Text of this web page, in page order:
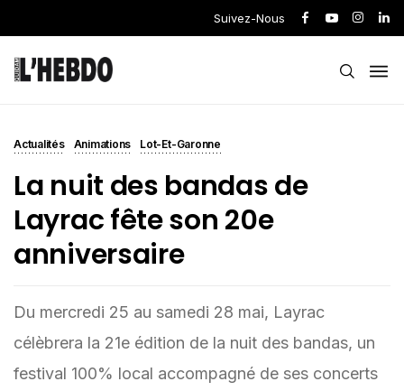
Suivez-Nous
Actualités Animations Lot-Et-Garonne
La nuit des bandas de
Layrac fête son 20e
anniversaire
Du mercredi 25 au samedi 28 mai, Layrac
célèbrera la 21e édition de la nuit des bandas, un
festival 100% local accompagné de ses concerts